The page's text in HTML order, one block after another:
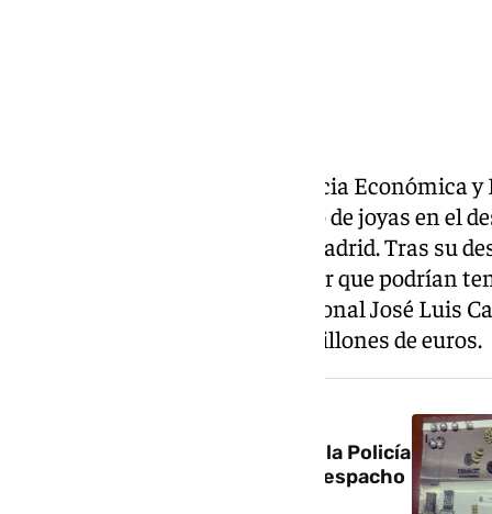
La Unidad Contra la Delincuencia Económica
pasado 19 de mayo un gran alijo de joyas en el
Zapatero en la calle Ferraz de Madrid. Tras su
diversas opiniones sobre el valor que podrían
que el juez de la Audiencia Nacional José Luis
ha valorado en torno a los 1,3 millones de euros.
Relojes, joyas y móviles: lo que la Policía
encontró en la caja fuerte del despacho